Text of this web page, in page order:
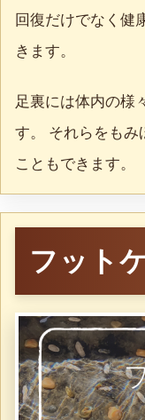
回復だけでなく健
きます。
足裏には体内の様
す。 それらをもみ
こともできます。
フット